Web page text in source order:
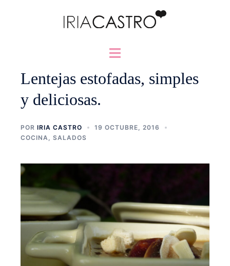
Alternar
Lentejas estofadas, simples
y deliciosas.
POR IRIA CASTRO
19 OCTUBRE, 2016
COCINA
SALADOS